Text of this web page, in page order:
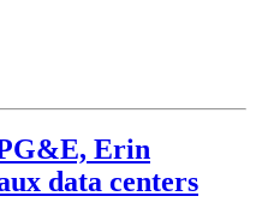
Erin
data centers